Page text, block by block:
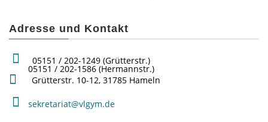
Adresse und Kontakt
05151 / 202-1249 (Grütterstr.)
05151 / 202-1586 (Hermannstr.)
Grütterstr. 10-12, 31785 Hameln
sekretariat@vlgym.de